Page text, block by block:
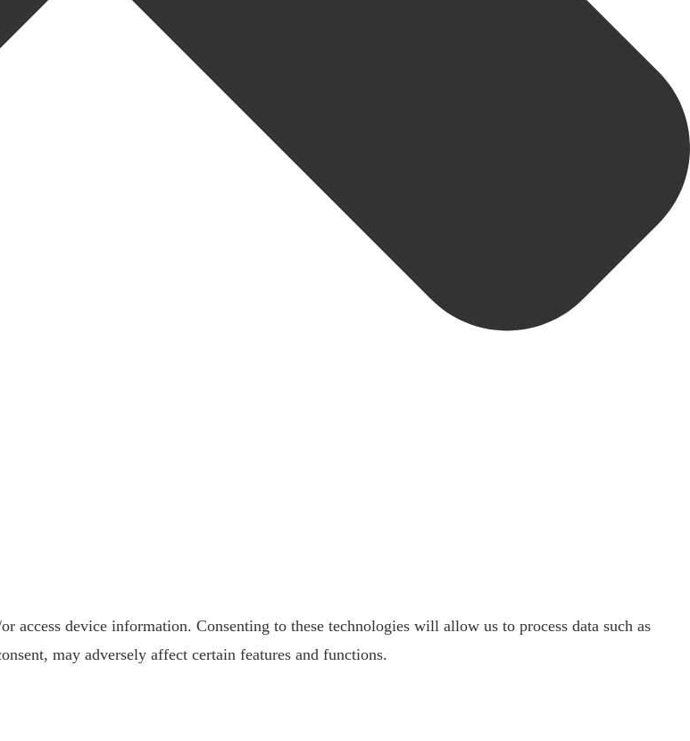
access device information. Consenting to these technologies will allow us to process data such as
may adversely affect certain features and functions.